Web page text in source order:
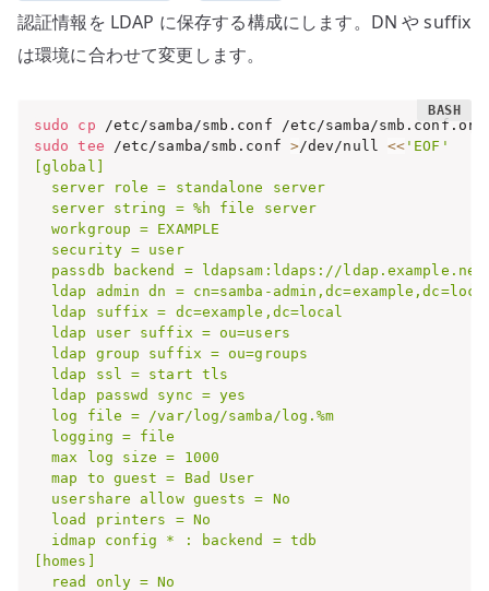
認証情報を LDAP に保存する構成にします。DN や suffix
は環境に合わせて変更します。
sudo
cp
sudo
tee /etc/samba/smb.conf >/dev/null << 'EOF'
[global]
  server role = standalone server
  server string = %h file server
  workgroup = EXAMPLE
  security = user
  passdb backend = ldapsam:ldaps://ldap.example.net
ldap admin dn = cn=samba-
  ldap suffix = dc=example,dc=local
  ldap user suffix = ou=users
  ldap group suffix = ou=groups
  ldap ssl = start tls
  ldap passwd sync = yes
  log file = /var/log/samba/log.%m
  logging = file
  max log size = 1000
  map to guest = Bad User
  usershare allow guests = No
  load printers = No
  idmap config * : backend = tdb
[homes]
  read only = No